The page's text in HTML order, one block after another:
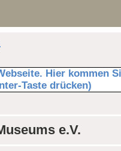
Hier kommen
Taste drücken)
e.V.